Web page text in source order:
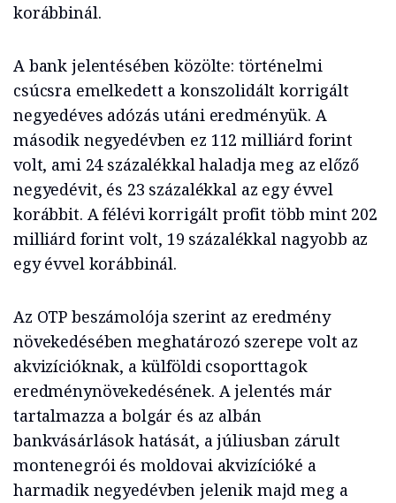
korábbinál.
A bank jelentésében közölte: történelmi
csúcsra emelkedett a konszolidált korrigált
negyedéves adózás utáni eredményük. A
második negyedévben ez 112 milliárd forint
volt, ami 24 százalékkal haladja meg az előző
negyedévit, és 23 százalékkal az egy évvel
korábbit. A félévi korrigált profit több mint 202
milliárd forint volt, 19 százalékkal nagyobb az
egy évvel korábbinál.
Az OTP beszámolója szerint az eredmény
növekedésében meghatározó szerepe volt az
akvizícióknak, a külföldi csoporttagok
eredménynövekedésének. A jelentés már
tartalmazza a bolgár és az albán
bankvásárlások hatását, a júliusban zárult
montenegrói és moldovai akvizícióké a
harmadik negyedévben jelenik majd meg a